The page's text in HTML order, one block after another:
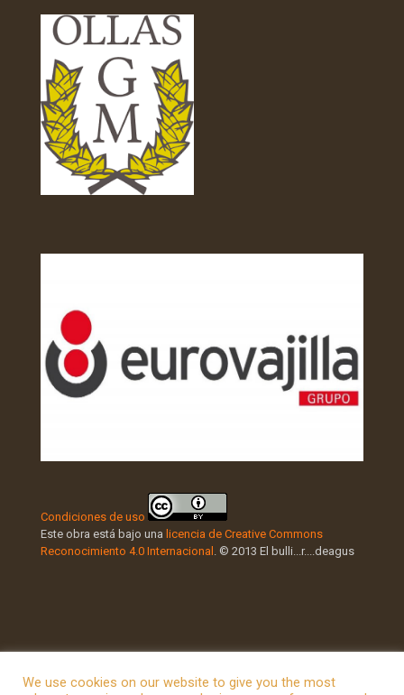
Condiciones de uso
Este obra está bajo una licencia de Creative Commons
Reconocimiento 4.0 Internacional . © 2013 El bulli...r....deagus
We use cookies on our website to give you the most